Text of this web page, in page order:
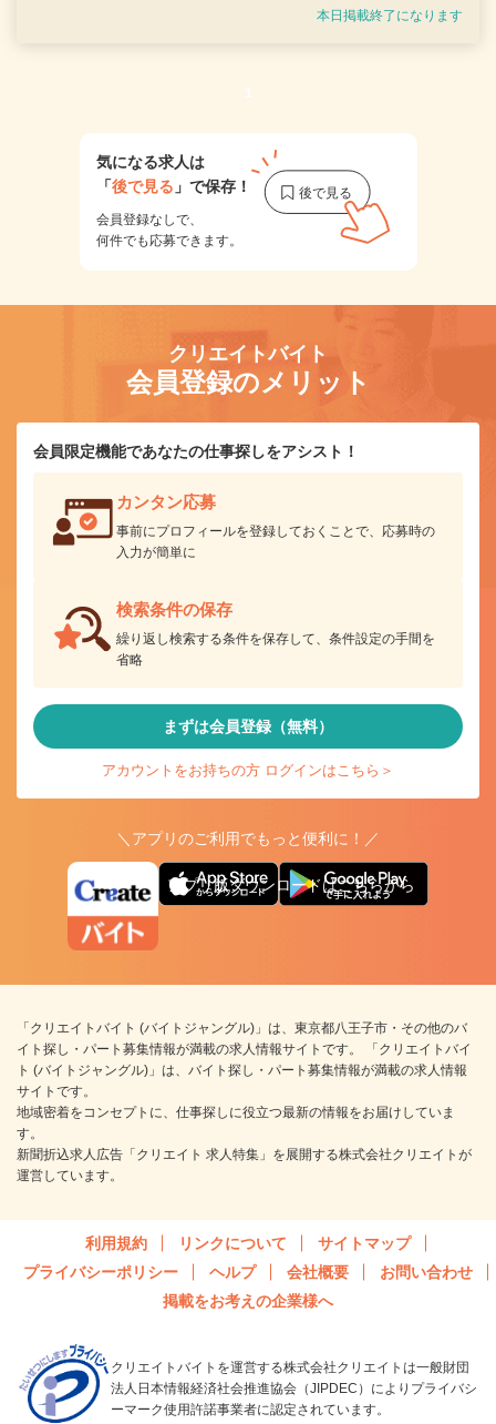
本日掲載終了になります
1
気になる求人は
「後で見る 」で保存！
会員登録なしで、
何件でも応募できます。
クリエイトバイト
会員登録のメリット
会員限定機能であなたの仕事探しをアシスト！
カンタン応募
事前にプロフィールを登録しておくことで、応募時の
入力が簡単に
検索条件の保存
繰り返し検索する条件を保存して、条件設定の手間を
省略
まずは会員登録（無料）
アカウントをお持ちの方 ログインはこちら＞
＼アプリのご利用でもっと便利に！／
アプリ版ダウンロードはこちらから
「クリエイトバイト (バイトジャングル)」は、東京都八王子市・その他のバ
イト探し・パート募集情報が満載の求人情報サイトです。 「クリエイトバイ
ト (バイトジャングル)」は、バイト探し・パート募集情報が満載の求人情報
サイトです。
地域密着をコンセプトに、仕事探しに役立つ最新の情報をお届けしていま
す。
新聞折込求人広告「クリエイト 求人特集」を展開する株式会社クリエイトが
運営しています。
利用規約 リンクについて
サイトマップ
プライバシーポリシー
ヘルプ 会社概要
お問い合わせ
掲載をお考えの企業様へ
クリエイトバイトを運営する株式会社クリエイトは一般財団
法人日本情報経済社会推進協会（JIPDEC）によりプライバシ
ーマーク使用許諾事業者に認定されています。